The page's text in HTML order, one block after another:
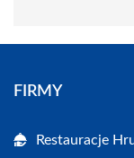
FIRMY
Restauracje